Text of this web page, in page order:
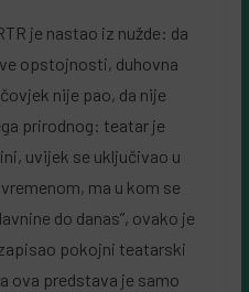
je nastao iz nužde: da
opstojnosti, duhovna
nije pao, da nije
prirodnog: teatar je
uvijek se uključivao u
ma u kom se
do danas”, ovako je
pokojni teatarski
ova predstava je samo